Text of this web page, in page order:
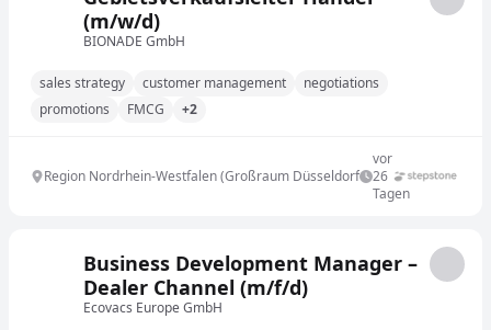
(m/w/d)
BIONADE GmbH
sales strategy customer management
negotiations
promotions
FMCG +2
Region Nordrhein-Westfalen (Großraum Düsseldorf
vor
26
Tagen
Business Development Manager –
Dealer Channel (m/f/d)
Ecovacs Europe GmbH